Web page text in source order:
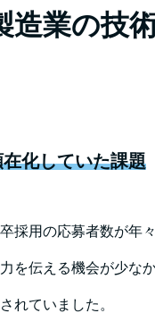
造業の技
在化していた課題
採用の応募者数が年
を伝える機会が少な
れていました。